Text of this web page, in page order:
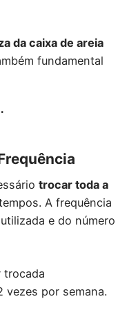
da caixa de areia
fundamental
trocar toda a
A frequência
e do número
trocada
vezes por semana.